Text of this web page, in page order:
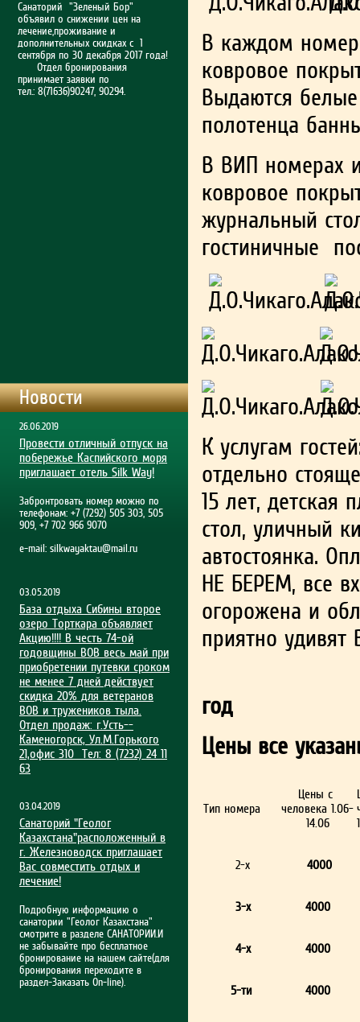
Санаторий "Зеленый Бор"
объявил о снижении цен на
лечение,проживание и
дополнительных скидках с 1
сентября по 30 декабря 2017 года!
Отдел бронирования
принимает заявки по
тел.: 8(71636)90247, 90294.
Новости
26.06.2019
Провести отличный отпуск на
побережье Каспийского моря
приглашает отель Silk Way!
Забронтровать номер можно по
телефонам: +7 (7292) 505 303, 505
909, +7 702 966 9070
e-mail: silkwayaktau@mail.ru
03.05.2019
База отдыха Сибины второе
озеро Торткара объявляет
Акцию!!!! В честь 74-ой
годовщины ВОВ весь май при
приобрет­ении путевки сроком
не менее 7 дней действует
скидка 20% для ветеранов
ВОВ и тружеников тыла.
Отдел продаж: г.Усть-­
Каменогорск, Ул.М.Гор­ького
21,офис 310 Тел: 8 (7232) 24 11
63
03.04.2019
Санаторий "Геолог
Казахстана"расположенный в
г. Железноводск приглашает
Вас совместить отдых и
лечение!
Подробную информацию о
санатории "Геолог Казахстана"
смотрите в разделе САНАТОРИИ.И
не забывайте про бесплатное
бронирование на нашем сайте(для
бронирования переходите в
раздел-Заказать On-line).
В каждом
ковровое
Выдаются
полотенца
В ВИП номерах
ковровое
журнальный
гостиничные
К услугам
отдельно
15 лет, детская
стол, уличный
автостоянка.
НЕ БЕРЕМ, все
огорожена и
приятно удивят
год
Цены все
Тип номера
Цены с
человека 1.06-
14.06
2-х 4000
3-х 4000
4-х 4000
5-ти 4000